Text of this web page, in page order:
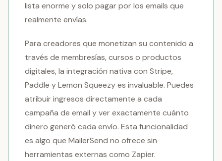
lista enorme y solo pagar por los emails que
realmente envías.
Para creadores que monetizan su contenido a
través de membresías, cursos o productos
digitales, la integración nativa con Stripe,
Paddle y Lemon Squeezy es invaluable. Puedes
atribuir ingresos directamente a cada
campaña de email y ver exactamente cuánto
dinero generó cada envío. Esta funcionalidad
es algo que MailerSend no ofrece sin
herramientas externas como Zapier.